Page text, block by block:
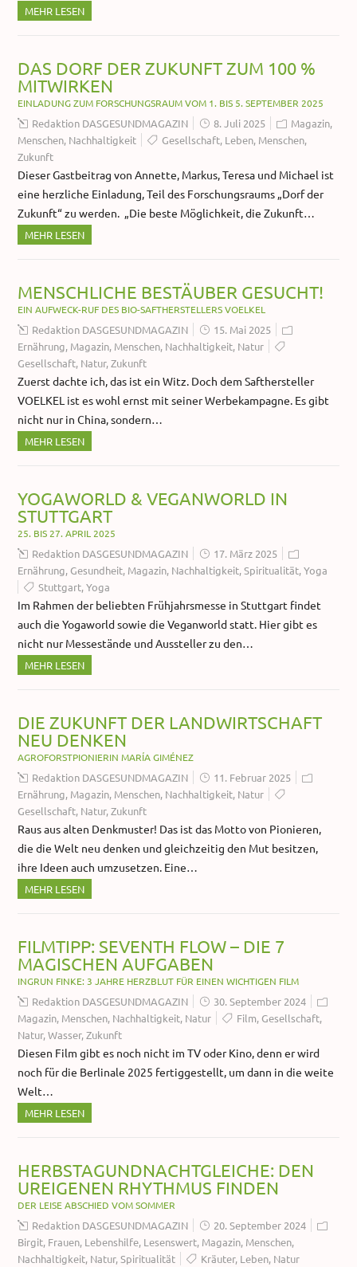
MEHR LESEN
DAS DORF DER ZUKUNFT ZUM 100 %
MITWIRKEN
EINLADUNG ZUM FORSCHUNGSRAUM VOM 1. BIS 5. SEPTEMBER 2025
Redaktion DASGESUNDMAGAZIN 8. Juli 2025 Magazin,
Menschen, Nachhaltigkeit Gesellschaft, Leben, Menschen,
Zukunft
Dieser Gastbeitrag von Annette, Markus, Teresa und Michael ist
eine herzliche Einladung, Teil des Forschungsraums „Dorf der
Zukunft“ zu werden. „Die beste Möglichkeit, die Zukunft…
MEHR LESEN
MENSCHLICHE BESTÄUBER GESUCHT!
EIN AUFWECK-RUF DES BIO-SAFTHERSTELLERS VOELKEL
Redaktion DASGESUNDMAGAZIN
15. Mai 2025
Ernährung, Magazin, Menschen, Nachhaltigkeit, Natur
Gesellschaft, Natur,Zukunft
Zuerst dachte ich, das ist ein Witz. Doch dem Safthersteller
VOELKEL ist es wohl ernst mit seiner Werbekampagne. Es gibt
nicht nur in China, sondern…
MEHR LESEN
YOGAWORLD & VEGANWORLD IN
STUTTGART
25. BIS 27. APRIL 2025
Redaktion DASGESUNDMAGAZIN
17. März 2025
Ernährung,Gesundheit, Magazin, Nachhaltigkeit,Spiritualität,Yoga
Stuttgart,Yoga
Im Rahmen der beliebten Frühjahrsmesse in Stuttgart findet
auch die Yogaworld sowie die Veganworld statt. Hier gibt es
nicht nur Messestände und Aussteller zu den…
MEHR LESEN
DIE ZUKUNFT DER LANDWIRTSCHAFT
NEU DENKEN
AGROFORSTPIONIERIN MARÍA GIMÉNEZ
Redaktion DASGESUNDMAGAZIN
11. Februar 2025
Ernährung, Magazin, Menschen, Nachhaltigkeit, Natur
Gesellschaft, Natur,Zukunft
Raus aus alten Denkmuster! Das ist das Motto von Pionieren,
die die Welt neu denken und gleichzeitig den Mut besitzen,
ihre Ideen auch umzusetzen. Eine…
MEHR LESEN
FILMTIPP: SEVENTH FLOW – DIE 7
MAGISCHEN AUFGABEN
INGRUN FINKE: 3 JAHRE HERZBLUT FÜR EINEN WICHTIGEN FILM
Redaktion DASGESUNDMAGAZIN
30. September 2024
Magazin, Menschen, Nachhaltigkeit, Natur Film,Gesellschaft,
Natur,Wasser,Zukunft
Diesen Film gibt es noch nicht im TV oder Kino, denn er wird
noch für die Berlinale 2025 fertiggestellt, um dann in die weite
Welt…
MEHR LESEN
HERBSTAGUNDNACHTGLEICHE: DEN
UREIGENEN RHYTHMUS FINDEN
DER LEISE ABSCHIED VOM SOMMER
Redaktion DASGESUNDMAGAZIN
20. September 2024
Birgit, Frauen, Lebenshilfe, Lesenswert, Magazin, Menschen,
Nachhaltigkeit, Natur,Spiritualität Kräuter, Leben, Natur